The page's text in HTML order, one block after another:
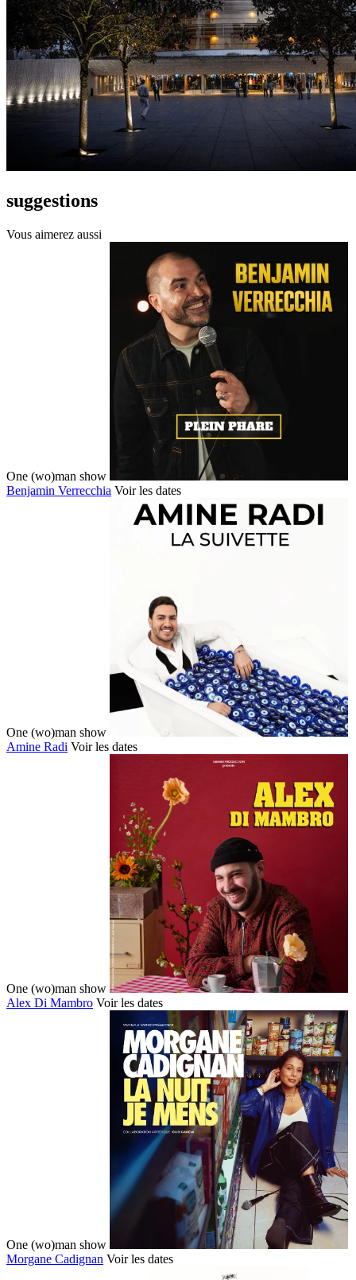
suggestions
Vous aimerez aussi
One (wo)man show
Benjamin Verrecchia Voir les dates
One (wo)man show
Amine Radi Voir les dates
One (wo)man show
Alex Di Mambro Voir les dates
One (wo)man show
Morgane Cadignan Voir les dates